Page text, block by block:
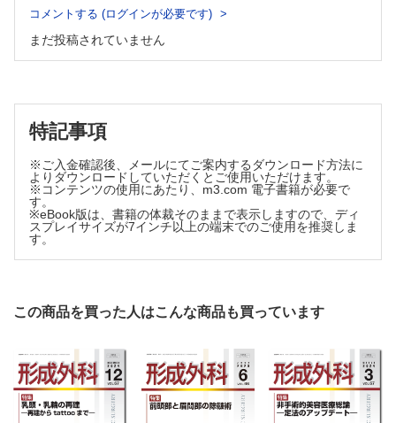
連載：形成外科NEXT―次世代の本音―
4名の教授に指導を受けて （植村法子）
連載：教室だより北～南
経験
片側性眼瞼下垂に対する経結膜ミュラー筋タッキング手術
症例
結膜外に生じた原発性結膜上皮嚢胞の1例 （出原 薫ほか）
非露光部に生じた熱傷瘢痕上基底細胞癌の1例 （宮野竜太朗ほ
か）
外国文献抄訳
コメントする (ログインが必要です)
まだ投稿されていません
特記事項
※ご入金確認後、メールにてご案内するダウンロード方法に
よりダウンロードしていただくとご使用いただけます。
※コンテンツの使用にあたり、m3.com 電子書籍が必要で
す。
※eBook版は、書籍の体裁そのままで表示しますので、ディ
スプレイサイズが7インチ以上の端末でのご使用を推奨しま
す。
この商品を買った人はこんな商品も買っています